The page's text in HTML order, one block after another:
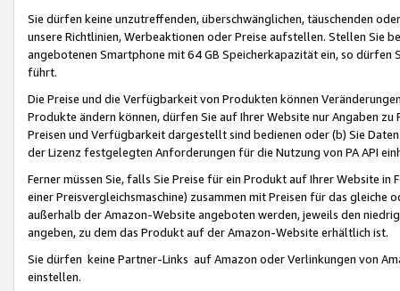
Sie dürfen keine unzutreffenden, überschwänglichen, täuschenden
unsere Richtlinien, Werbeaktionen oder Preise aufstellen. Stellen Sie
angebotenen Smartphone mit 64 GB Speicherkapazität ein, so dürfen
führt.
Die Preise und die Verfügbarkeit von Produkten können
Produkte ändern können, dürfen Sie auf Ihrer Website nur Angaben
Preisen und Verfügbarkeit dargestellt sind bedienen oder (b) Sie
der Lizenz festgelegten Anforderungen für die Nutzung von PA API
Ferner müssen Sie, falls Sie Preise für ein Produkt auf Ihrer Website
einer Preisvergleichsmaschine) zusammen mit Preisen für das
außerhalb der Amazon-Website angeboten werden, jeweils den
angeben, zu dem das Produkt auf der Amazon-Website erhältlich ist.
Sie dürfen keine Partner-Links auf Amazon oder Verlinkungen von
einstellen.